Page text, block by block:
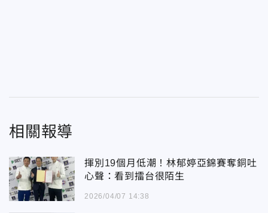
相關報導
揮別19個月低潮！林郁婷亞錦賽奪銅吐
心聲：看到擂台很陌生
2026/04/07 14:38